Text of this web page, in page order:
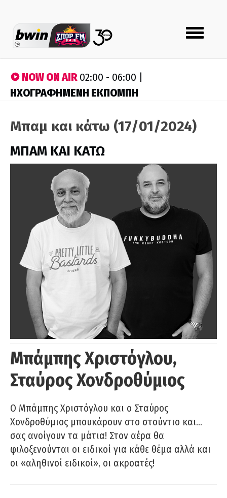
Toggle
navigation
NOW ON AIR02:00 - 06:00 |
ΗΧΟΓΡΑΦΗΜΕΝΗ ΕΚΠΟΜΠΗ
Μπαμ και κάτω (17/01/2024)
ΜΠΑΜ ΚΑΙ ΚΑΤΩ
Μπάμπης Χριστόγλου,
Σταύρος Χονδροθύμιος
O Μπάμπης Χριστόγλου και ο Σταύρος
Χονδροθύμιος μπουκάρουν στο στούντιο και…
σας ανοίγουν τα μάτια! Στον αέρα θα
φιλοξενούνται οι ειδικοί για κάθε θέμα αλλά και
οι «αληθινοί ειδικοί», οι ακροατές!